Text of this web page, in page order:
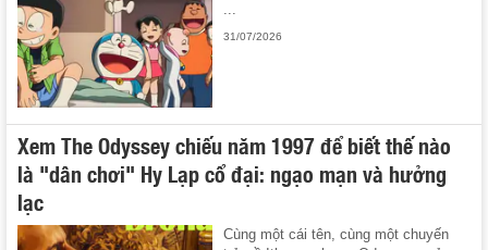
...
31/07/2026
Xem The Odyssey chiếu năm 1997 để biết thế nào
là "dân chơi" Hy Lạp cổ đại: ngạo mạn và hưởng
lạc
Cùng một cái tên, cùng một chuyến